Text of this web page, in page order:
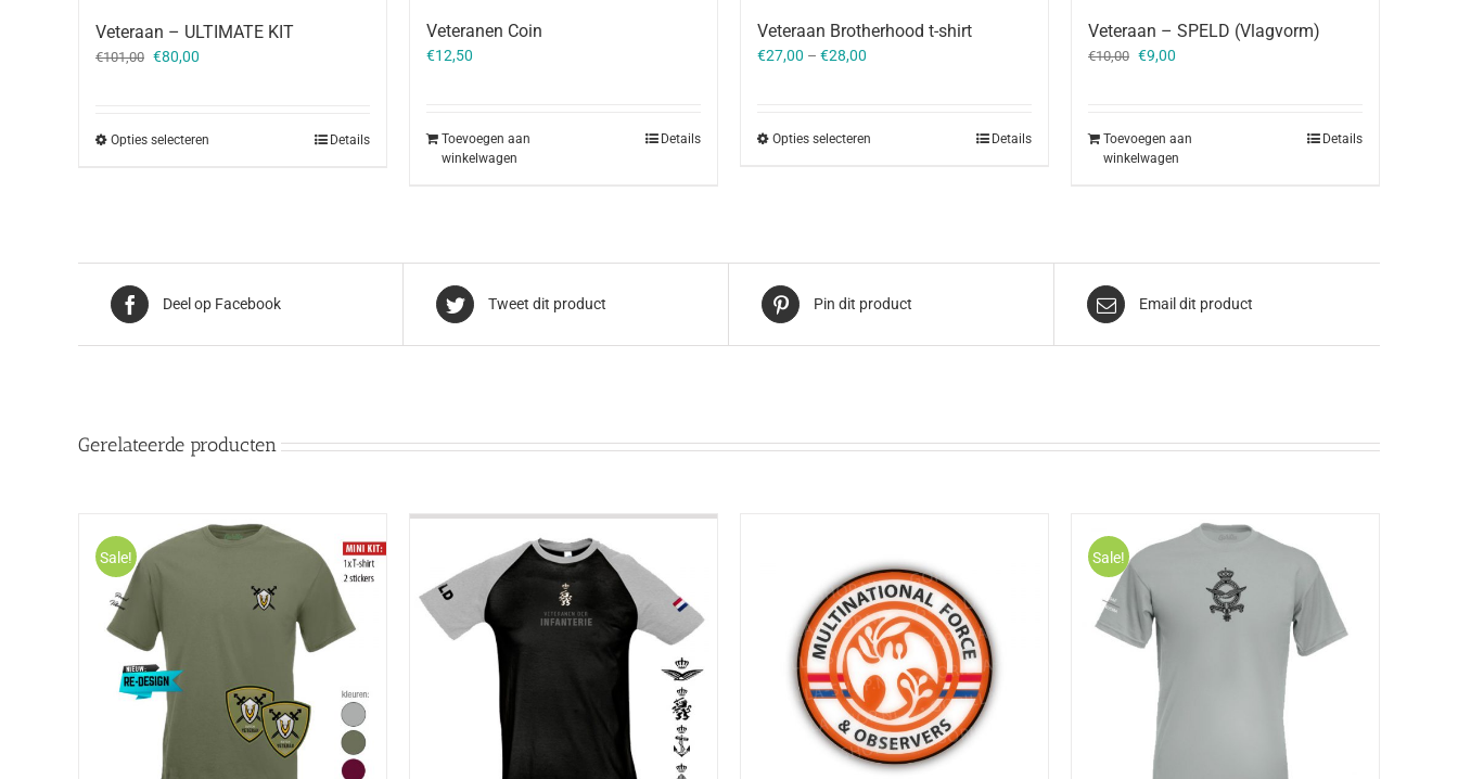
Veteraan – ULTIMATE KIT
€101,00 Oorspronkelijke
€80,00
Opties selecteren Details
Veteranen Coin
€12,50
Toevoegen aan
winkelwagen
Details
Veteraan Brotherhood t-shirt
€27,00 – €28,00
Opties selecteren Details
Veteraan – SPELD (Vlagvorm)
€10,00 Oorspronkelijke
€9,00
Toevoegen aan
winkelwagen
Details
Deel op Facebook Tweet dit product Pin dit product Email dit product
Gerelateerde producten
Sale! Sale!